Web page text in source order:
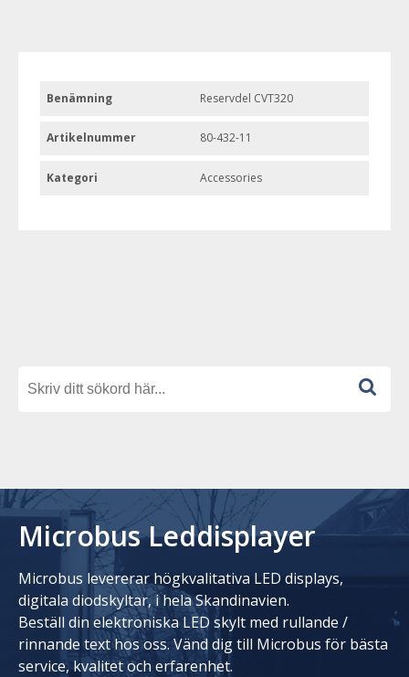
Benämning Reservdel CVT320
Artikelnummer 80-432-11
Kategori Accessories
Microbus Leddisplayer
Microbus levererar högkvalitativa LED displays,
digitala diodskyltar, i hela Skandinavien.
Beställ din elektroniska LED skylt med rullande /
rinnande text hos oss. Vänd dig till Microbus för bästa
service, kvalitet och erfarenhet.